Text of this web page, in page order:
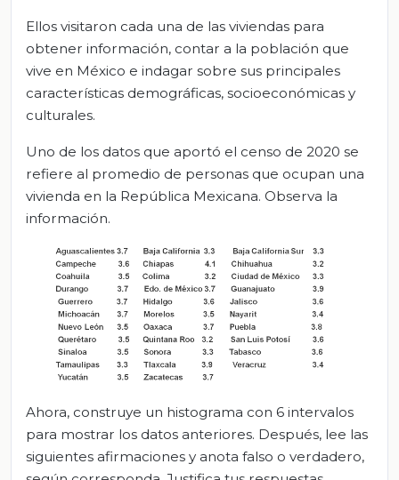
Ellos visitaron cada una de las viviendas para
obtener información, contar a la población que
vive en México e indagar sobre sus principales
características demográficas, socioeconómicas y
culturales.
Uno de los datos que aportó el censo de 2020 se
refiere al promedio de personas que ocupan una
vivienda en la República Mexicana. Observa la
información.
Ahora, construye un histograma con 6 intervalos
para mostrar los datos anteriores. Después, lee las
siguientes afirmaciones y anota falso o verdadero,